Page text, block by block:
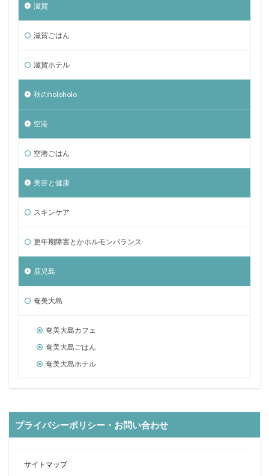
滋賀
滋賀ごはん
滋賀ホテル
秋のholoholo
空港
空港ごはん
美容と健康
スキンケア
更年期障害とかホルモンバランス
鹿児島
奄美大島
奄美大島カフェ
奄美大島ごはん
奄美大島ホテル
プライバシーポリシー・お問い合わせ
サイトマップ